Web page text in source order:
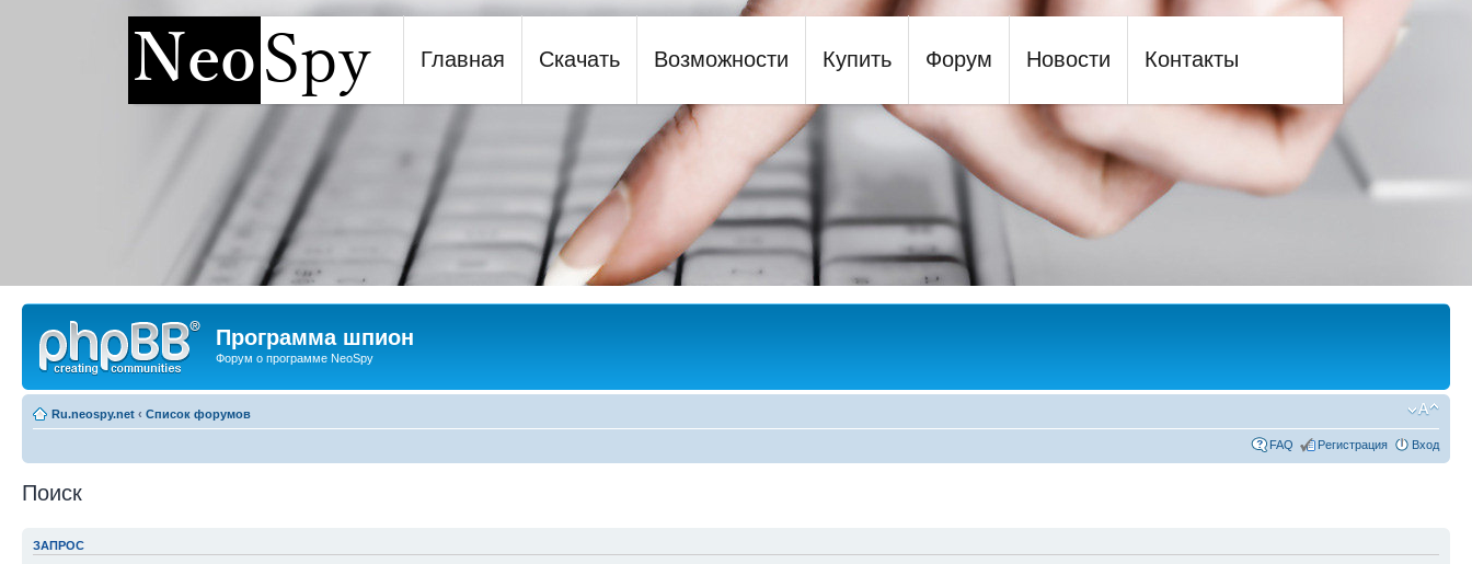
Программа шпион NeoSpy
Главная Скачать Возможности Купить Форум Новости Контакты
Программа шпион
Форум о программе NeoSpy
Ru.neospy.net ‹ Список форумов
FAQ Регистрация Вход
Поиск
ЗАПРОС